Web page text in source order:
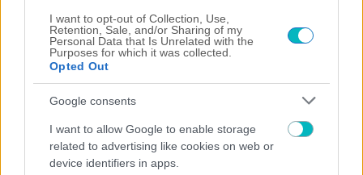
I want to opt-out of Collection, Use,
Retention, Sale, and/or Sharing of my
Personal Data that Is Unrelated with the
Purposes for which it was collected.
Opted Out
Google consents
I want to allow Google to enable storage
related to advertising like cookies on web or
device identifiers in apps.
SUPER LEAGUE
Παναθηναϊκός: Διαθέσιμος για ΤΣΣΚΑ 1948 ο Τεττέη
09/08/2026 | 13:37:05
SUPER LEAGUE
09/08/2026 | 13:15:37
ΠΟΔΟΣΦΑΙΡΟ ΑΕΚ